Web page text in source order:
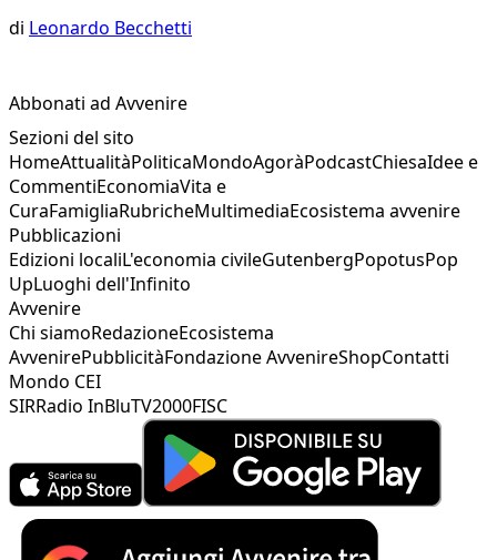
di Leonardo Becchetti
Abbonati ad Avvenire
Sezioni del sito
HomeAttualitàPoliticaMondoAgoràPodcastChiesaIdee e
CommentiEconomiaVita e
CuraFamigliaRubricheMultimediaEcosistema avvenire
Pubblicazioni
Edizioni localiL'economia civileGutenbergPopotusPop
UpLuoghi dell'Infinito
Avvenire
Chi siamoRedazioneEcosistema
AvvenirePubblicitàFondazione AvvenireShopContatti
Mondo CEI
SIRRadio InBluTV2000FISC